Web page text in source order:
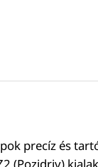
precíz és
(Pozidriv)